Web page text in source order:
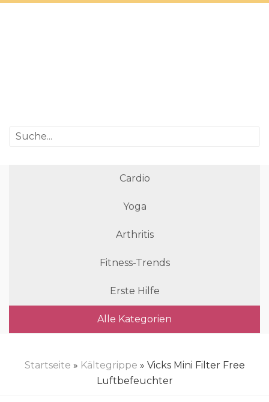
Cardio
Yoga
Arthritis
Fitness-Trends
Erste Hilfe
Alle Kategorien
Startseite » Kältegrippe » Vicks Mini Filter Free
Luftbefeuchter